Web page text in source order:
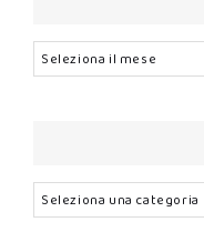
Archivi
Categorie